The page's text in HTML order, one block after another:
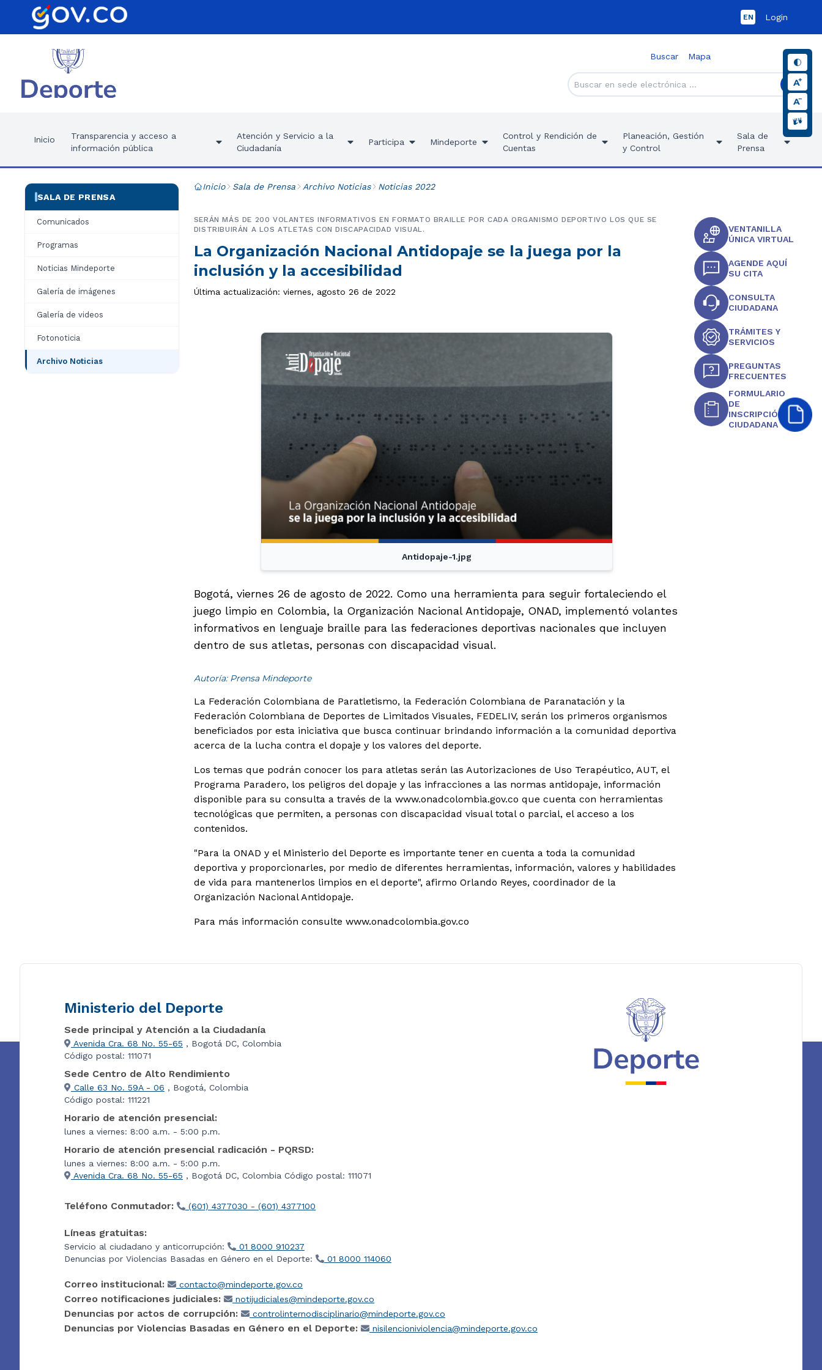
EN Login
Buscar Mapa
Inicio
Transparencia y acceso a
información pública
Atención y Servicio a la
Ciudadanía
Participa Mindeporte
Control y Rendición de
Cuentas
Planeación, Gestión
y Control
Sala de
Prensa
SALA DE PRENSA
Comunicados
Programas
Noticias Mindeporte
Galería de imágenes
Galería de videos
Fotonoticia
Archivo Noticias
Inicio Sala de Prensa Archivo Noticias Noticias 2022
La Organización Nacional Antidopaje se la juega por la
inclusión y la accesibilidad
SERÁN MÁS DE 200 VOLANTES INFORMATIVOS EN FORMATO BRAILLE POR CADA ORGANISMO DEPORTIVO LOS QUE SE
DISTRIBUIRÁN A LOS ATLETAS CON DISCAPACIDAD VISUAL.
Última actualización: viernes, agosto 26 de 2022
Antidopaje-1.jpg
Bogotá, viernes 26 de agosto de 2022. Como una herramienta para seguir fortaleciendo el
juego limpio en Colombia, la Organización Nacional Antidopaje, ONAD, implementó volantes
informativos en lenguaje braille para las federaciones deportivas nacionales que incluyen
dentro de sus atletas, personas con discapacidad visual.
Autoría: Prensa Mindeporte
La Federación Colombiana de Paratletismo, la Federación Colombiana de Paranatación y la
Federación Colombiana de Deportes de Limitados Visuales, FEDELIV, serán los primeros organismos
beneficiados por esta iniciativa que busca continuar brindando información a la comunidad deportiva
acerca de la lucha contra el dopaje y los valores del deporte.
Los temas que podrán conocer los para atletas serán las Autorizaciones de Uso Terapéutico, AUT, el
Programa Paradero, los peligros del dopaje y las infracciones a las normas antidopaje, información
disponible para su consulta a través de la www.onadcolombia.gov.co que cuenta con herramientas
tecnológicas que permiten, a personas con discapacidad visual total o parcial, el acceso a los
contenidos.
"Para la ONAD y el Ministerio del Deporte es importante tener en cuenta a toda la comunidad
deportiva y proporcionarles, por medio de diferentes herramientas, información, valores y habilidades
de vida para mantenerlos limpios en el deporte", afirmo Orlando Reyes, coordinador de la
Organización Nacional Antidopaje.
Para más información consulte www.onadcolombia.gov.co
VENTANILLA
ÚNICA VIRTUAL
AGENDE AQUÍ
SU CITA
CONSULTA
CIUDADANA
TRÁMITES Y
SERVICIOS
PREGUNTAS
FRECUENTES
FORMULARIO
DE
INSCRIPCIÓN
CIUDADANA
Ministerio del Deporte
Sede principal y Atención a la Ciudadanía
Avenida Cra. 68 No. 55-65 , Bogotá DC, Colombia
Código postal: 111071
Sede Centro de Alto Rendimiento
Calle 63 No. 59A - 06 , Bogotá, Colombia
Código postal: 111221
Horario de atención presencial:
lunes a viernes: 8:00 a.m. - 5:00 p.m.
Horario de atención presencial radicación - PQRSD:
lunes a viernes: 8:00 a.m. - 5:00 p.m.
Avenida Cra. 68 No. 55-65 , Bogotá DC, Colombia Código postal: 111071
Teléfono Conmutador: (601) 4377030 - (601) 4377100
Líneas gratuitas:
Servicio al ciudadano y anticorrupción:
01 8000 910237
Denuncias por Violencias Basadas en Género en el Deporte:
01 8000 114060
Correo institucional: contacto@mindeporte.gov.co
Correo notificaciones judiciales: notijudiciales@mindeporte.gov.co
Denuncias por actos de corrupción: controlinternodisciplinario@mindeporte.gov.co
Denuncias por Violencias Basadas en Género en el Deporte: nisilencioniviolencia@mindeporte.gov.co